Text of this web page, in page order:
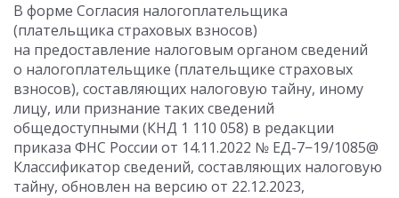
В форме Согласия налогоплательщика
(плательщика страховых взносов)
на предоставление налоговым органом сведений
о налогоплательщике (плательщике страховых
взносов), составляющих налоговую тайну, иному
лицу, или признание таких сведений
общедоступными (КНД 1 110 058) в редакции
приказа ФНС России от 14.11.2022 № ЕД-7−19/1085@
Классификатор сведений, составляющих налоговую
тайну, обновлен на версию от 22.12.2023,